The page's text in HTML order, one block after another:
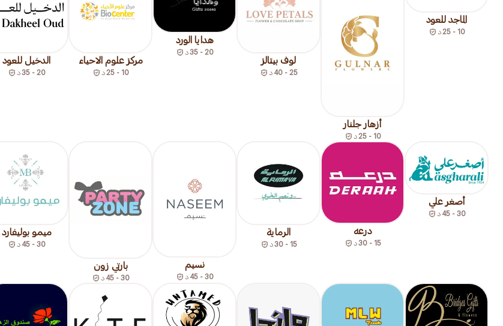
الماجد للعود
10 - 25 د
أزهار جلنار
10 - 25 د
لوف بيتالز
25 - 40 د
هدايا الورد
20 - 35 د
مركز علوم الاحياء
10 - 25 د
الدخيل للعود
20 - 35 د
أصغر علي
30 - 45 د
درعه
15 - 30 د
الرماية
15 - 30 د
نسيم
30 - 45 د
بارتي زون
30 - 45 د
ميمو بوليفارد
30 - 45 د